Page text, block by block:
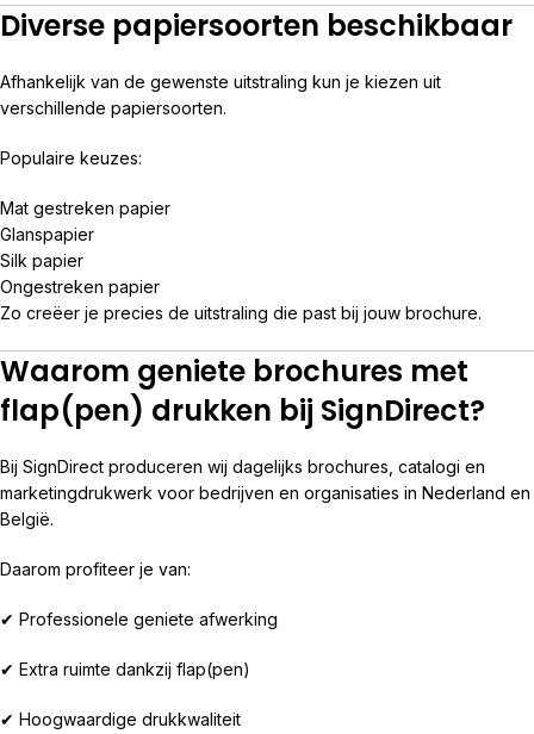
Diverse papiersoorten beschikbaar
Afhankelijk van de gewenste uitstraling kun je kiezen uit
verschillende papiersoorten.
Populaire keuzes:
Mat gestreken papier
Glanspapier
Silk papier
Ongestreken papier
Zo creëer je precies de uitstraling die past bij jouw brochure.
Waarom geniete brochures met
flap(pen) drukken bij SignDirect?
Bij SignDirect produceren wij dagelijks brochures, catalogi en
marketingdrukwerk voor bedrijven en organisaties in Nederland en
België.
Daarom profiteer je van:
✔ Professionele geniete afwerking
✔ Extra ruimte dankzij flap(pen)
✔ Hoogwaardige drukkwaliteit